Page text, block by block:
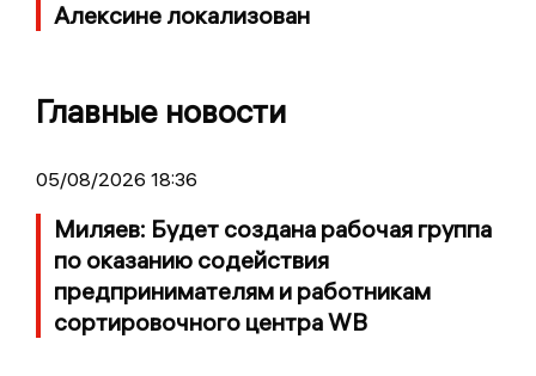
Алексине локализован
Главные новости
05/08/2026 18:36
Миляев: Будет создана рабочая группа
по оказанию содействия
предпринимателям и работникам
сортировочного центра WB